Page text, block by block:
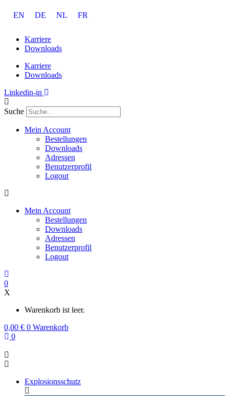
Inhalt
EN DE NL FR
Karriere
Downloads
Karriere
Downloads
Linkedin-in
Suche
Mein Account
Bestellungen
Downloads
Adressen
Benutzerprofil
Logout
Mein Account
Bestellungen
Downloads
Adressen
Benutzerprofil
Logout
0
X
Warenkorb ist leer.
0,00 € 0 Warenkorb
0
Explosionsschutz